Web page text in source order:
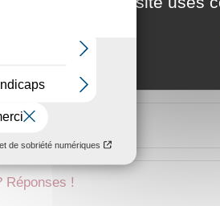
ligne et formulaires
Réponses !